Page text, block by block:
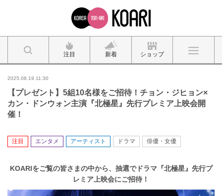
注目 新着 ショップ
2025.08.19 11:30
【プレゼント】5組10名様をご招待！チョン・ジヒョン×
カン・ドンウォン主演『北極星』先行プレミア上映会開
催！
注目 エンタメ アーティスト ドラマ 俳優・女優
KOARIをご覧の皆さまの中から、抽選でドラマ『北極星』先行プ
レミア上映会にご招待！